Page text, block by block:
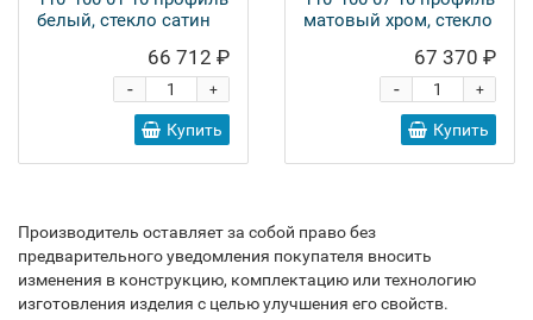
белый, стекло сатин
66 712 ₽
+
-
Купить
матовый хром, стекло
67 370 ₽
+
-
Купить
Производитель оставляет за собой право без
предварительного уведомления покупателя вносить
изменения в конструкцию, комплектацию или технологию
изготовления изделия с целью улучшения его свойств.